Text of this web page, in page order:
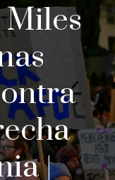
Miles
|